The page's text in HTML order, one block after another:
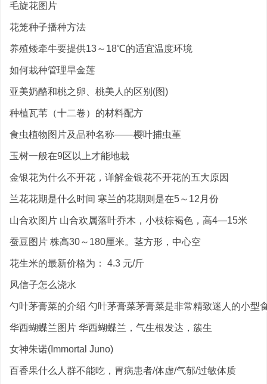
毛旋花图片
花笼种子播种方法
养殖矮牵牛要提供13～18℃的适宜温度环境
如何栽种管理旱金莲
亚美奶酪和桃之卵、桃美人的区别(图)
种植瓦苇（十二卷）的材料配方
食虫植物图片及品种名称——樱叶捕虫堇
玉树一般在9区以上才能地栽
金银花为什么不开花，详解金银花不开花的五大原因
兰花花期是什么时间 寒兰的花期则是在5～12月份
山合欢图片 山合欢属落叶乔木，小枝棕褐色，高4—15米
蚕豆图片 株高30～180厘米。茎方形，中心空
花生米的最新价格为： 4.3 元/斤
风信子怎么浇水
勺叶茅膏菜的介绍 勺叶茅膏菜茅膏菜是非常精致迷人的小型
华西蝴蝶兰图片 华西蝴蝶兰，气生根发达，簇生
女神朱诺(Immortal Juno)
百香果什么人群不能吃，胃病患者/体虚/气郁/过敏体质